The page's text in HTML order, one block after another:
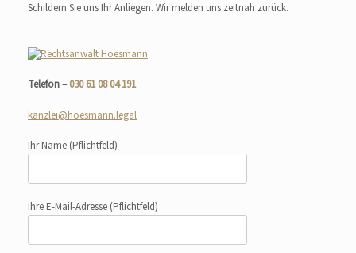
Schildern Sie uns Ihr Anliegen. Wir melden uns zeitnah zurück.
Telefon –030 61 08 04 191
kanzlei@hoesmann.legal
Ihr Name (Pflichtfeld)
Ihre E-Mail-Adresse (Pflichtfeld)